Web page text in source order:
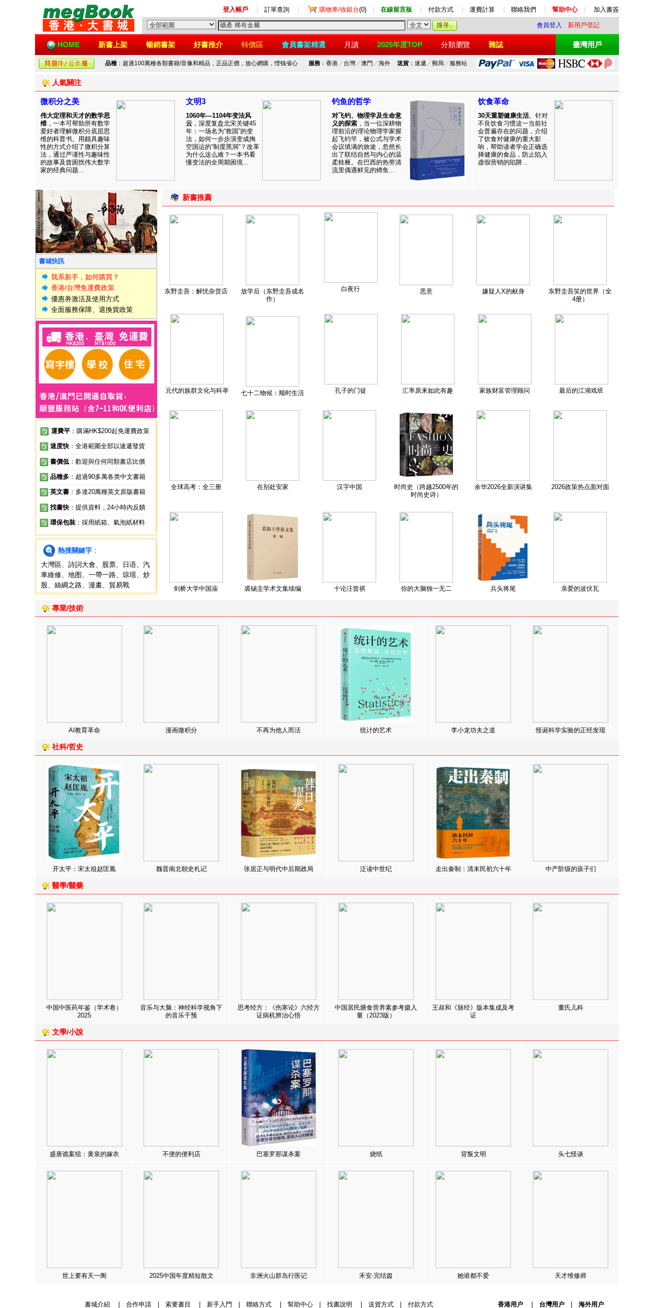
登入帳戶 訂單查詢 購物車/收銀台(0) 在線留言板 付款方式 運費計算 聯絡我們 幫助中心 加入書簽
會員登入 新用戶登記
HOME 新書上架 暢銷書架 好書推介 特價區 會員書架精選 月讀 2025年度TOP 分類瀏覽 雜誌 臺灣用戶
品種 ：超過100萬種各類書籍/音像和精品，正品正價，放心網購，悭钱省心 服務：香港／ 台灣／澳門 ／海外 送貨：速遞 ／郵局 ／ 服務站
人氣關注
微积分之美
伟大定理和天才的数学思
维 ，一本可帮助所有数学
爱好者理解微积分底层思
维的科普书。用颇具趣味
性的方式介绍了微积分算
法，通过严谨性与趣味性
的故事及曾困扰伟大数学
家的经典问题...
文明3
1060年—1104年变法风
云 ，深度复盘北宋关键45
年：一场名为“救国”的变
法，如何一步步演变成掏
空国运的“制度黑洞”？改革
为什么这么难？一本书看
懂变法的全周期困境...
钓鱼的哲学
对飞钓、物理学及生命意
义的探索 ，当一位深耕物
理前沿的理论物理学家握
起飞钓竿，被公式与学术
会议填满的旅途，忽然长
出了联结自然与内心的温
柔枝桠。在巴西的热带清
流里偶遇鲜见的鳟鱼...
饮食革命
30天重塑健康生活。针对
不良饮食习惯这一当前社
会普遍存在的问题，介绍
了饮食对健康的重大影
响，帮助读者学会正确选
择健康的食品，防止陷入
虚假营销的陷阱...
書城快訊
我系新手，如何購買？
香港/台灣免運費政策
優惠券激活及使用方式
全面服務保障、退換貨政策
運費平 ：購滿HK$200起免運費政策
速度快 ：全港範圍全部以速遞發貨
書價低 ：歡迎與任何同類書店比價
品種多 ：超過90多萬各类中文書籍
英文書 ：多達20萬種英文原版書籍
找書快 ：提供資料，24小時內反饋
環保包裝 ：採用紙箱、氣泡紙材料
熱搜關鍵字 ：
大灣區
詩詞大會 股票 日语
汽
車維修
地图 一帶一路 琼瑶
炒
股
絲綢之路 漫畫 貿易戰
新書推薦
东野圭吾：解忧杂货店
放学后（东野圭吾成名
作）
白夜行 恶意 嫌疑人X的献身
东野圭吾笑的世界（全
4册）
元代的族群文化与科举 七十二物候：顺时生活 孔子的门徒 汇率原来如此有趣 家族财富管理顾问 最后的江湖戏班
全球高考：全三册 在别处安家 汉字中国
时尚史（跨越2500年的
时尚史诗）
余华2026全新演讲集 2026政策热点面对面
剑桥大学中国庙 裘锡圭学术文集续编 十论汪曾祺 你的大脑独一无二 兵头将尾 亲爱的波伏瓦
專業/技術
AI教育革命 漫画微积分 不再为他人而活 统计的艺术 李小龙功夫之道 怪诞科学实验的正经发现
社科/哲史
开太平：宋太祖赵匡胤 魏晋南北朝史札记 张居正与明代中后期政局 泛读中世纪 走出秦制：清末民初六十年 中产阶级的孩子们
醫學/醫藥
中国中医药年鉴（学术卷）
2025
音乐与大脑：神经科学视角下
的音乐干预
思考经方：《伤寒论》六经方
证病机辨治心悟
中国居民膳食营养素参考摄入
量（2023版）
王叔和《脉经》版本集成及考
证
董氏儿科
文學/小說
盛唐诡案组：黄泉的嫁衣 不便的便利店 巴塞罗那谋杀案 烧纸 背叛文明 头七怪谈
世上要有天一阁 2025中国年度精短散文 非洲火山群岛行医记 禾安·完结篇 她谁都不爱 天才维修师
書城介紹 合作申請| 索要書目 新手入門 聯絡方式| 幫助中心| 找書說明 送貨方式| 付款方式 香港用户| 台灣用户| 海外用户